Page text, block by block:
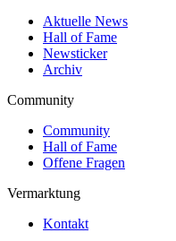
Aktuelle News
Hall of Fame
Newsticker
Archiv
Community
Community
Hall of Fame
Offene Fragen
Vermarktung
Kontakt